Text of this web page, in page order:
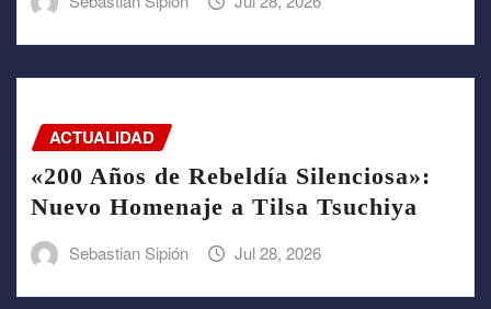
ACTUALIDAD
«200 Años de Rebeldía Silenciosa»:
Nuevo Homenaje a Tilsa Tsuchiya
Sebastian Sipión Jul 28, 2026